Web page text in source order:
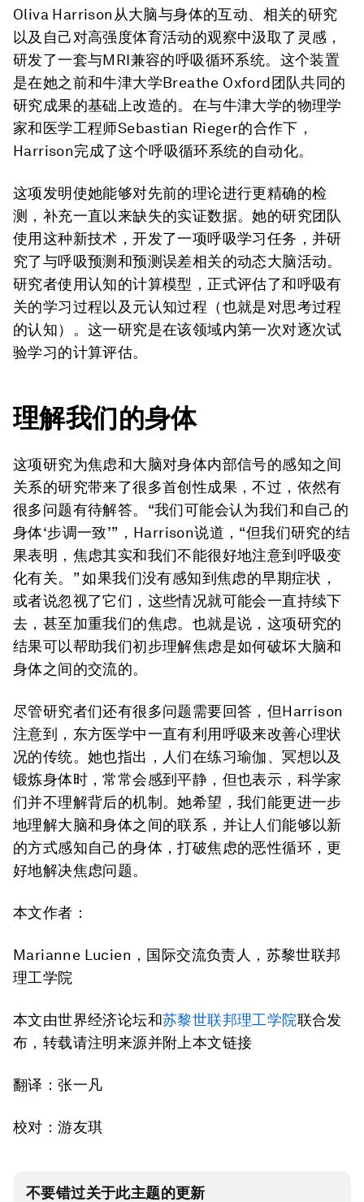
Oliva Harrison从大脑与身体的互动、相关的研究
以及自己对高强度体育活动的观察中汲取了灵感，
研发了一套与MRI兼容的呼吸循环系统。这个装置
是在她之前和牛津大学Breathe Oxford团队共同的
研究成果的基础上改造的。在与牛津大学的物理学
家和医学工程师Sebastian Rieger的合作下，
Harrison完成了这个呼吸循环系统的自动化。
这项发明使她能够对先前的理论进行更精确的检
测，补充一直以来缺失的实证数据。她的研究团队
使用这种新技术，开发了一项呼吸学习任务，并研
究了与呼吸预测和预测误差相关的动态大脑活动。
研究者使用认知的计算模型，正式评估了和呼吸有
关的学习过程以及元认知过程（也就是对思考过程
的认知）。这一研究是在该领域内第一次对逐次试
验学习的计算评估。
理解我们的身体
这项研究为焦虑和大脑对身体内部信号的感知之间
关系的研究带来了很多首创性成果，不过，依然有
很多问题有待解答。“我们可能会认为我们和自己的
身体‘步调一致’”，Harrison说道，“但我们研究的结
果表明，焦虑其实和我们不能很好地注意到呼吸变
化有关。” 如果我们没有感知到焦虑的早期症状，
或者说忽视了它们，这些情况就可能会一直持续下
去，甚至加重我们的焦虑。也就是说，这项研究的
结果可以帮助我们初步理解焦虑是如何破坏大脑和
身体之间的交流的。
尽管研究者们还有很多问题需要回答，但Harrison
注意到，东方医学中一直有利用呼吸来改善心理状
况的传统。她也指出，人们在练习瑜伽、冥想以及
锻炼身体时，常常会感到平静，但也表示，科学家
们并不理解背后的机制。她希望，我们能更进一步
地理解大脑和身体之间的联系，并让人们能够以新
的方式感知自己的身体，打破焦虑的恶性循环，更
好地解决焦虑问题。
本文作者：
Marianne Lucien，国际交流负责人，苏黎世联邦
理工学院
本文由世界经济论坛和苏黎世联邦理工学院联合发
布，转载请注明来源并附上本文链接
翻译：张一凡
校对：游友琪
不要错过关于此主题的更新